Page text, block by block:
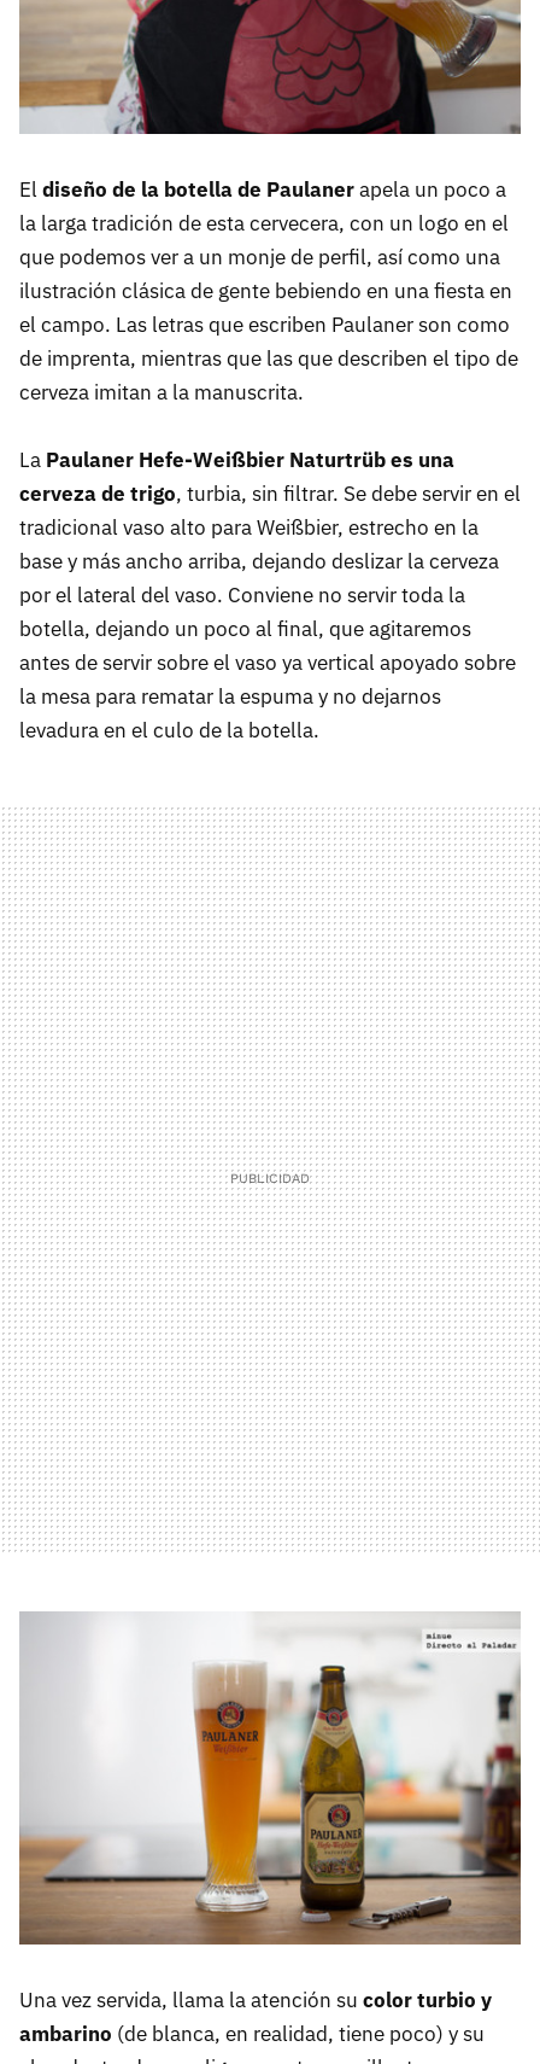
El diseño de la botella de Paulanerapela un poco a
la larga tradición de esta cervecera, con un logo en el
que podemos ver a un monje de perfil, así como una
ilustración clásica de gente bebiendo en una fiesta en
el campo. Las letras que escriben Paulaner son como
de imprenta, mientras que las que describen el tipo de
cerveza imitan a la manuscrita.
La Paulaner Hefe-Weißbier Naturtrüb es una
cerveza de trigo, turbia, sin filtrar. Se debe servir en el
tradicional vaso alto para Weißbier, estrecho en la
base y más ancho arriba, dejando deslizar la cerveza
por el lateral del vaso. Conviene no servir toda la
botella, dejando un poco al final, que agitaremos
antes de servir sobre el vaso ya vertical apoyado sobre
la mesa para rematar la espuma y no dejarnos
levadura en el culo de la botella.
Una vez servida, llama la atención su color turbio y
ambarino (de blanca, en realidad, tiene poco) y su